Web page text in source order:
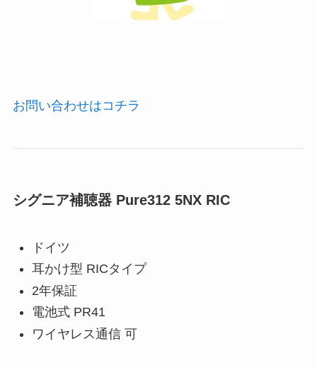
お問い合わせはコチラ
シグニア補聴器 Pure312 5NX RIC
ドイツ
耳かけ型 RICタイプ
2年保証
電池式 PR41
ワイヤレス通信 可